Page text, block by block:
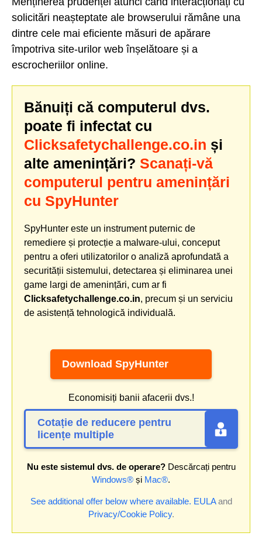
solicitări neașteptate ale browserului rămâne una
dintre cele mai eficiente măsuri de apărare
împotriva site-urilor web înșelătoare și a
escrocheriilor online.
Bănuiți că computerul dvs.
poate fi infectat cu
Clicksafetychallenge.co.in și
alte amenințări? Scanați-vă
computerul pentru amenințări
cu SpyHunter
SpyHunter este un instrument puternic de
remediere și protecție a malware-ului, conceput
pentru a oferi utilizatorilor o analiză aprofundată a
securității sistemului, detectarea și eliminarea unei
game largi de amenințări, cum ar fi
Clicksafetychallenge.co.in, precum și un serviciu
de asistență tehnologică individuală.
Download SpyHunter
Economisiți banii afacerii dvs.!
Cotație de reducere pentru
licențe multiple
Nu este sistemul dvs. de operare?Descărcați pentru
Windows® și Mac®.
See additional offer below where available. EULAand
Privacy/Cookie Policy.